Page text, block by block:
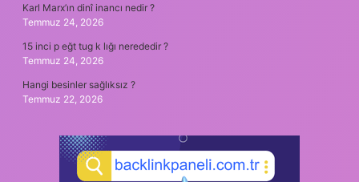
Karl Marx’ın dinî inancı nedir ?
Temmuz 24, 2026
15 inci p eğt tug k lığı nerededir ?
Temmuz 24, 2026
Hangi besinler sağlıksız ?
Temmuz 22, 2026